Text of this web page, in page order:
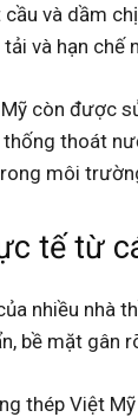
và dầm
và hạn chế
còn được
thoát
môi
tế từ
nhiều nhà
bề mặt gân
thép Việt